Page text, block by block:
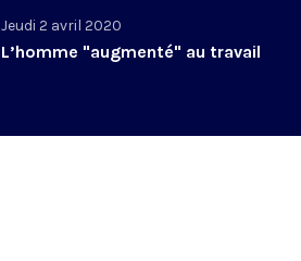
Jeudi 2 avril 2020
L’homme "augmenté" au travail